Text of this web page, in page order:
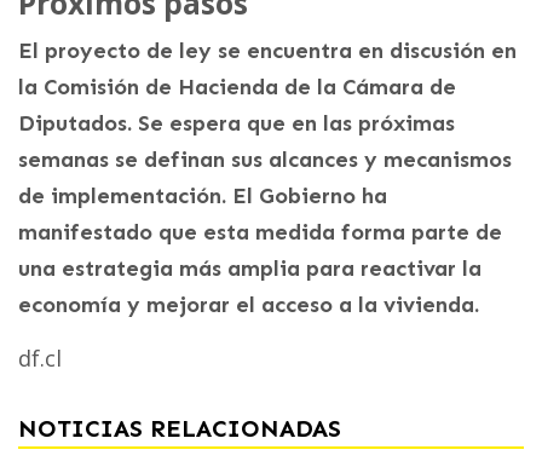
El proyecto de ley se encuentra en discusión en
la Comisión de Hacienda de la Cámara de
Diputados. Se espera que en las próximas
semanas se definan sus alcances y mecanismos
de implementación. El Gobierno ha
manifestado que esta medida forma parte de
una estrategia más amplia para reactivar la
economía y mejorar el acceso a la vivienda.
df.cl
NOTICIAS RELACIONADAS